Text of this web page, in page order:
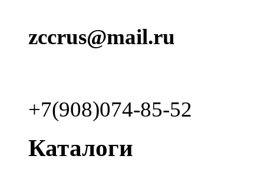
zccrus@mail.ru
+7(908)074-85-52
Каталоги